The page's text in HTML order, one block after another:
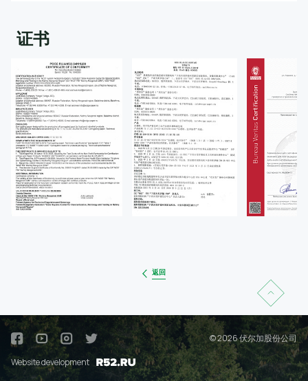
证书
返回
© 2026 伏尔加股份公司
Website development